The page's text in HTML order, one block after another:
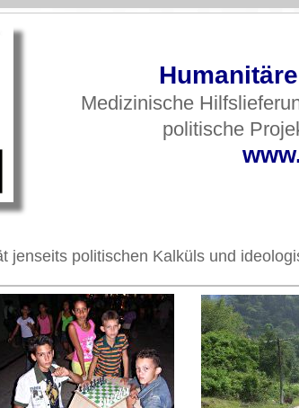
Medizinische
politische
jenseits politischen Kalküls und